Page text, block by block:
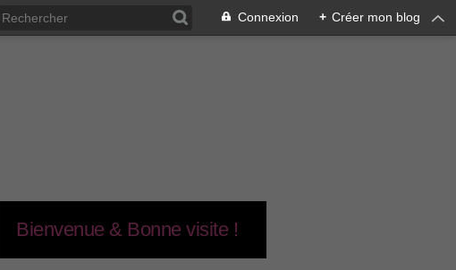
Connexion + Créer mon blog
Bienvenue & Bonne visite !